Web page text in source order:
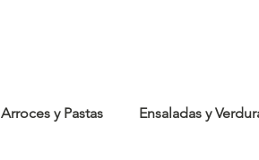
Work Live Cook
Arroces y Pastas Ensaladas y